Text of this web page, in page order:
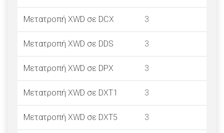
Μετατροπή XWD σε DCX 3
Μετατροπή XWD σε DDS 3
Μετατροπή XWD σε DPX 3
Μετατροπή XWD σε DXT1 3
Μετατροπή XWD σε DXT5 3